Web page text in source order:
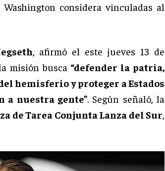
considera vinculadas al
, afirmó el este jueves 13 de
misión busca “defender la patria,
hemisferio y proteger a Estados
a nuestra gente”. Según señaló, la
de Tarea Conjunta Lanza del Sur,